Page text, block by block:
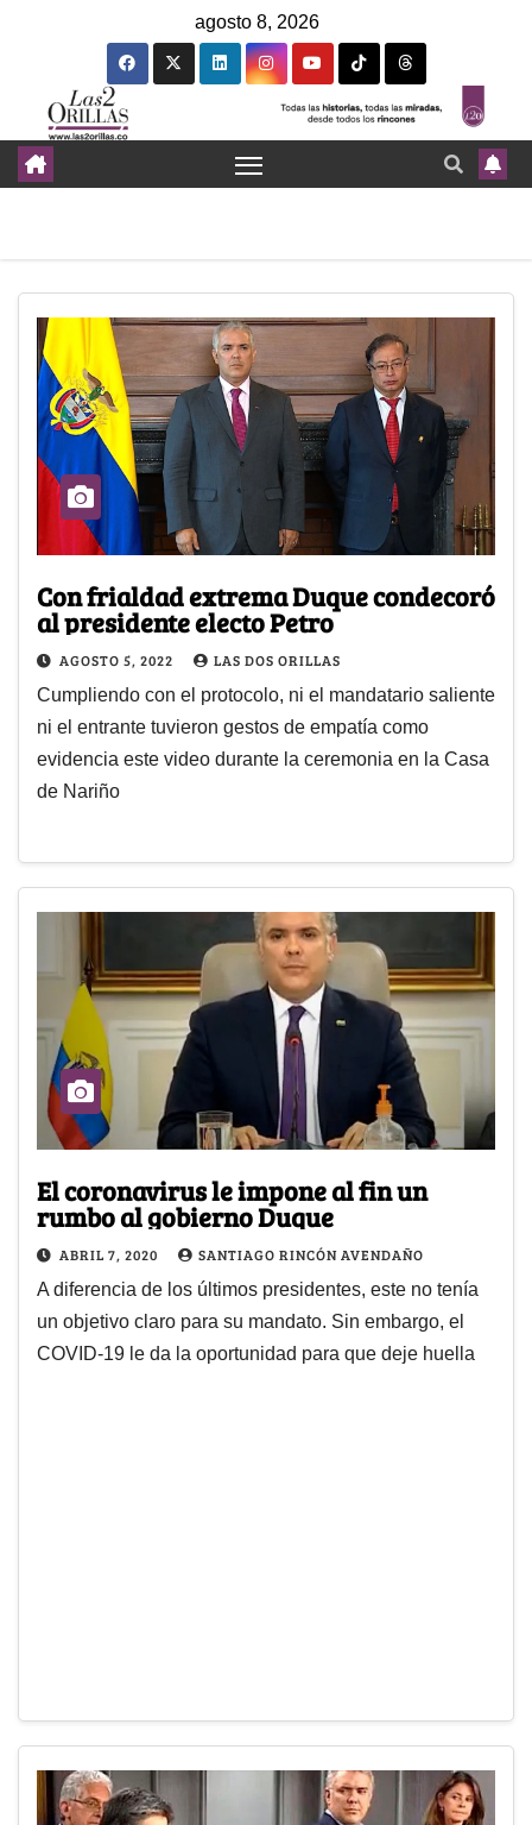
agosto 8, 2026
Con frialdad extrema Duque condecoró
al presidente electo Petro
AGOSTO 5, 2022 LAS DOS ORILLAS
Cumpliendo con el protocolo, ni el mandatario saliente
ni el entrante tuvieron gestos de empatía como
evidencia este video durante la ceremonia en la Casa
de Nariño
El coronavirus le impone al fin un
rumbo al gobierno Duque
ABRIL 7, 2020 SANTIAGO RINCÓN AVENDAÑO
A diferencia de los últimos presidentes, este no tenía
un objetivo claro para su mandato. Sin embargo, el
COVID-19 le da la oportunidad para que deje huella